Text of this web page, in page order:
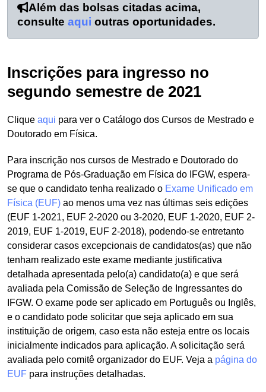
Além das bolsas citadas acima,
consulte aqui outras oportunidades.
Inscrições para ingresso no
segundo semestre de 2021
Clique aqui para ver o Catálogo dos Cursos de Mestrado e
Doutorado em Física.
Para inscrição nos cursos de Mestrado e Doutorado do
Programa de Pós-Graduação em Física do IFGW, espera-
se que o candidato tenha realizado o Exame Unificado em
Física (EUF) ao menos uma vez nas últimas seis edições
(EUF 1-2021, EUF 2-2020 ou 3-2020, EUF 1-2020, EUF 2-
2019, EUF 1-2019, EUF 2-2018), podendo-se entretanto
considerar casos excepcionais de candidatos(as) que não
tenham realizado este exame mediante justificativa
detalhada apresentada pelo(a) candidato(a) e que será
avaliada pela Comissão de Seleção de Ingressantes do
IFGW. O exame pode ser aplicado em Português ou Inglês,
e o candidato pode solicitar que seja aplicado em sua
instituição de origem, caso esta não esteja entre os locais
inicialmente indicados para aplicação. A solicitação será
avaliada pelo comitê organizador do EUF. Veja a página do
EUF para instruções detalhadas.